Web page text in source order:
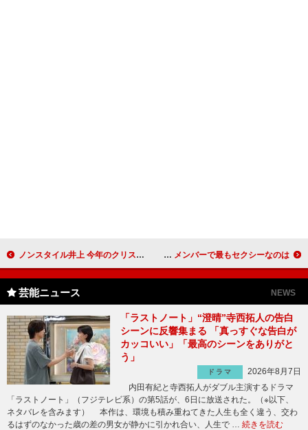
ノンスタイル井上 今年のクリスマスはあの方と一緒？ GENERATIONSフォトブック発売イベント メンバーで最もセクシーなのは！？
芸能ニュース NEWS
「ラストノート」“澄晴”寺西拓人の告白
シーンに反響集まる 「真っすぐな告白が
カッコいい」「最高のシーンをありがと
う」
ドラマ
2026年8月7日
内田有紀と寺西拓人がダブル主演するドラマ
「ラストノート」（フジテレビ系）の第5話が、6日に放送された。（※以下、
ネタバレを含みます） 本作は、環境も積み重ねてきた人生も全く違う、交わ
るはずのなかった歳の差の男女が静かに引かれ合い、人生で … 続きを読む